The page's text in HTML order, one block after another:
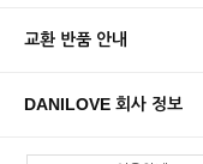
교환 반품 안내
DANILOVE 회사 정보